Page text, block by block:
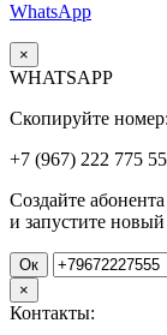
WhatsApp
×
WHATSAPP
Скопируйте номер:
+7 (967) 222 775 55
Создайте
и запустите
Ок
×
Контакты: